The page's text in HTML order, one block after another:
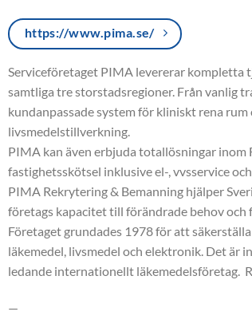
https://www.pima.se/
Serviceföretaget PIMA levererar kompletta
samtliga tre storstadsregioner. Från vanlig
kundanpassade system för kliniskt rena
livsmedelstillverkning.
PIMA kan även erbjuda totallösningar
fastighetsskötsel inklusive el-, vvsservice
PIMA Rekrytering & Bemanning hjälper
företags kapacitet till förändrade behov
Företaget grundades 1978 för att
läkemedel, livsmedel och elektronik. Det
ledande internationellt läkemedelsföretag.
—